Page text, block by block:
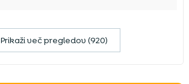
Prikaži več pregledov (920)